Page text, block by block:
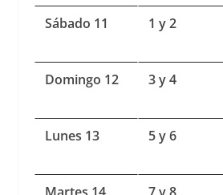
Sábado 11
1 y 2
Domingo 12
3 y 4
Lunes 13
5 y 6